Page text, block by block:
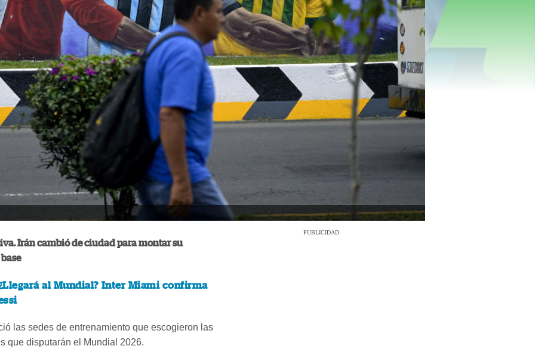
Irán cambió de ciudad para montar su
al Mundial? Inter Miami confirma
las sedes de entrenamiento que escogieron las
que disputarán el Mundial 2026.
PUBLICIDAD